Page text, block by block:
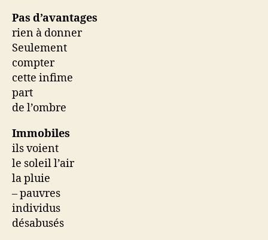
Pas d’avantages
rien à donner
Seulement
compter
cette infime
part
de l’ombre
Immobiles
ils voient
le soleil l’air
la pluie
– pauvres
individus
désabusés